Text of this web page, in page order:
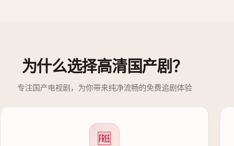
为什么选择高清国产剧？
专注国产电视剧，为你带来纯净流畅的免费追剧体验
🆓